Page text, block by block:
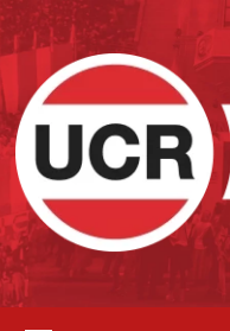
Saltar
al
contenido